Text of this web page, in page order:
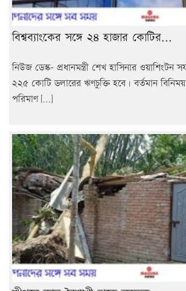
বিশ্বব্যাংকের সঙ্গে ২৪ হাজার কোটির...
নিউজ ডেস্ক- প্রধানমন্ত্রী শেখ হাসিনার ওয়াশিংটন
২২৫ কোটি ডলারের ঋণচুক্তি হবে। বর্তমান
পরিমাণ […]